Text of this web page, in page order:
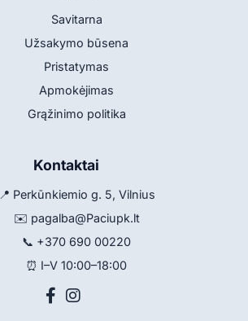
Savitarna
Užsakymo būsena
Pristatymas
Apmokėjimas
Grąžinimo politika
Kontaktai
📍 Perkūnkiemio g. 5, Vilnius
✉️ pagalba@Paciupk.lt
📞 +370 690 00220
⏰ I–V 10:00–18:00